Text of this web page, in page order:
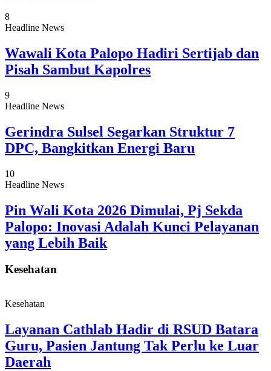
8
Headline News
Wawali Kota Palopo Hadiri Sertijab dan
Pisah Sambut Kapolres
9
Headline News
Gerindra Sulsel Segarkan Struktur 7
DPC, Bangkitkan Energi Baru
10
Headline News
Pin Wali Kota 2026 Dimulai, Pj Sekda
Palopo: Inovasi Adalah Kunci Pelayanan
yang Lebih Baik
Kesehatan
Kesehatan
Layanan Cathlab Hadir di RSUD Batara
Guru, Pasien Jantung Tak Perlu ke Luar
Daerah